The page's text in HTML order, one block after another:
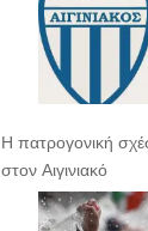
Η πατρογονική
στον Αιγινιακό